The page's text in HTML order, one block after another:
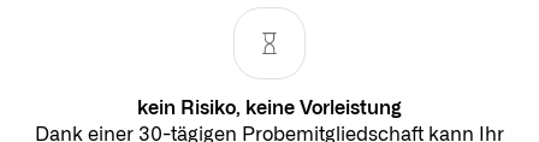
kein Risiko, keine Vorleistung
Dank einer 30-tägigen Probemitgliedschaft kann Ihr